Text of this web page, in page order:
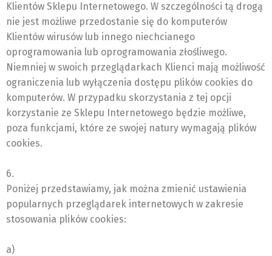
Klientów Sklepu Internetowego. W szczególności tą drogą
nie jest możliwe przedostanie się do komputerów
Klientów wirusów lub innego niechcianego
oprogramowania lub oprogramowania złośliwego.
Niemniej w swoich przeglądarkach Klienci mają możliwość
ograniczenia lub wyłączenia dostępu plików cookies do
komputerów. W przypadku skorzystania z tej opcji
korzystanie ze Sklepu Internetowego będzie możliwe,
poza funkcjami, które ze swojej natury wymagają plików
cookies.
6.
Poniżej przedstawiamy, jak można zmienić ustawienia
popularnych przeglądarek internetowych w zakresie
stosowania plików cookies:
a)